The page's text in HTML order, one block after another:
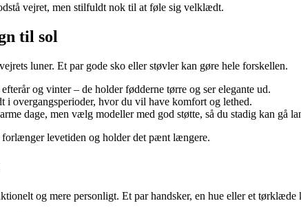
vejret, men stilfuldt nok til at føle sig velklædt.
til sol
luner. Et par gode sko eller støvler kan gøre hele forskellen.
og vinter – de holder fødderne tørre og ser elegante ud.
i overgangsperioder, hvor du vil have komfort og lethed.
dage, men vælg modeller med god støtte, så du stadig kan gå
levetiden og holder det pænt længere.
og mere personligt. Et par handsker, en hue eller et